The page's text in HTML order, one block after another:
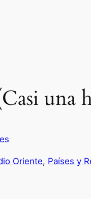
una
Oriente, Países y